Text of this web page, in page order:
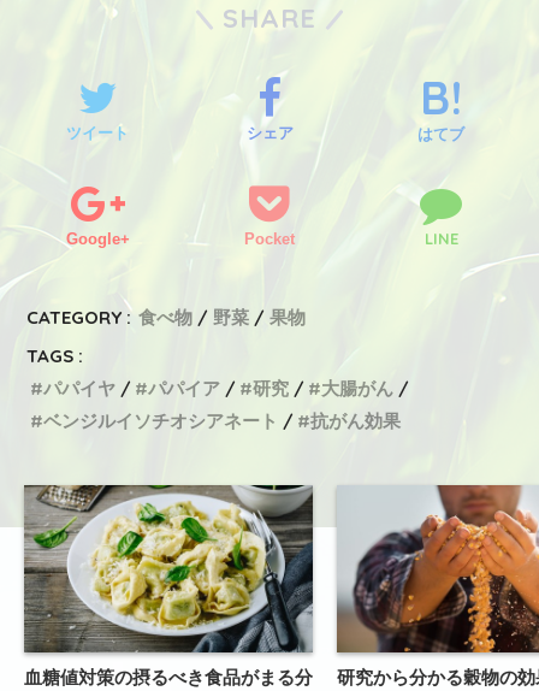
SHARE
ツイート シェア はてブ
Google+ Pocket LINE
CATEGORY : 食べ物 野菜
果物
TAGS :
パパイヤ
パパイア 研究
大腸がん
ベンジルイソチオシアネート
抗がん効果
血糖値対策の摂るべき食品がまる分
研究から分かる穀物の効